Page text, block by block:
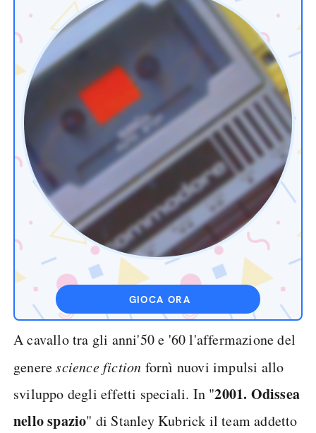
GIOCA ORA
A cavallo tra gli anni'50 e '60 l'affermazione del
generescience fiction fornì nuovi impulsi allo
sviluppo degli effetti speciali. In "2001. Odissea
nello spazio" di Stanley Kubrick il team addetto